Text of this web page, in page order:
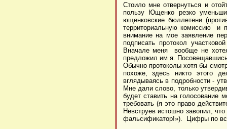
Стоило мне отвернуться и
пользу Ющенко резко
ющенковские бюллетени
территориальную комиссию и
внимание на мое заявление
подписать протокол
Вначале меня вообще не
предложил им я.
Обычно протоколы хотя бы
похоже, здесь никто этого
вглядываясь в подробности -
Мне дали слово, только
будет ставить на голосование
требовать (я это право
Невструев истошно завопил,
фальсификатор!»). Цифры по